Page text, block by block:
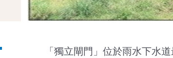
「獨立閘門」位於雨水下水道